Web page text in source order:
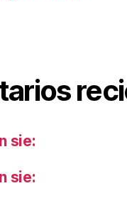
sie:
sie: